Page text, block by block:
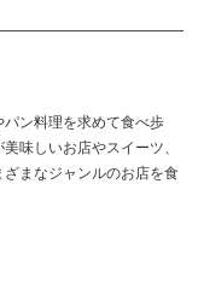
ン料理を求めて食べ歩
味しいお店やスイーツ、
まなジャンルのお店を食